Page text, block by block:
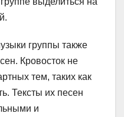
группы также
Кровосток не
тем, таких как
Тексты их песен
и